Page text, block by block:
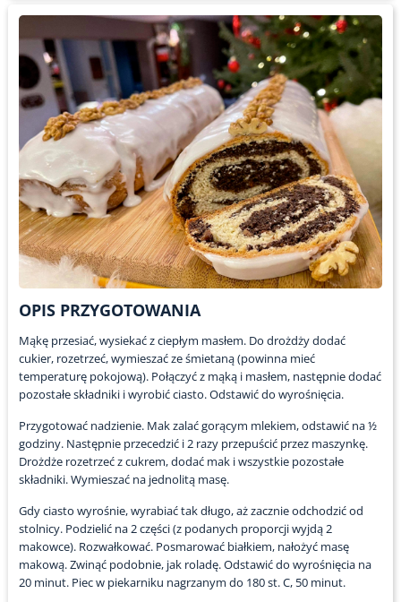
OPIS PRZYGOTOWANIA
Mąkę przesiać, wysiekać z ciepłym masłem. Do drożdży dodać
cukier, rozetrzeć, wymieszać ze śmietaną (powinna mieć
temperaturę pokojową). Połączyć z mąką i masłem, następnie dodać
pozostałe składniki i wyrobić ciasto. Odstawić do wyrośnięcia.
Przygotować nadzienie. Mak zalać gorącym mlekiem, odstawić na ½
godziny. Następnie przecedzić i 2 razy przepuścić przez maszynkę.
Drożdże rozetrzeć z cukrem, dodać mak i wszystkie pozostałe
składniki. Wymieszać na jednolitą masę.
Gdy ciasto wyrośnie, wyrabiać tak długo, aż zacznie odchodzić od
stolnicy. Podzielić na 2 części (z podanych proporcji wyjdą 2
makowce). Rozwałkować. Posmarować białkiem, nałożyć masę
makową. Zwinąć podobnie, jak roladę. Odstawić do wyrośnięcia na
20 minut. Piec w piekarniku nagrzanym do 180 st. C, 50 minut.